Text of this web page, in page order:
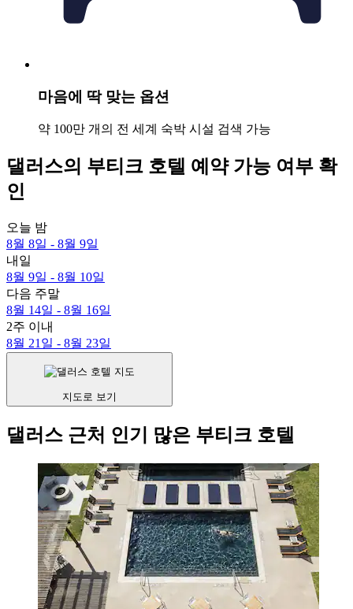
마음에 딱 맞는 옵션
약 100만 개의 전 세계 숙박 시설 검색 가능
댈러스의 부티크 호텔 예약 가능 여부 확
인
오늘 밤
8월 8일 - 8월 9일
내일
8월 9일 - 8월 10일
다음 주말
8월 14일 - 8월 16일
2주 이내
8월 21일 - 8월 23일
지도로 보기
댈러스 근처 인기 많은 부티크 호텔